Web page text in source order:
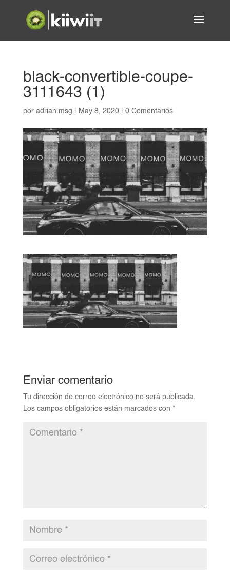
black-convertible-coupe-
3111643 (1)
por adrian.msg May 8, 2020| 0 Comentarios
Enviar comentario
Tu dirección de correo electrónico no será publicada.
Los campos obligatorios están marcados con *